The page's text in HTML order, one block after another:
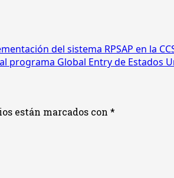
del sistema RPSAP en la
programa Global Entry de Estados
están marcados con *